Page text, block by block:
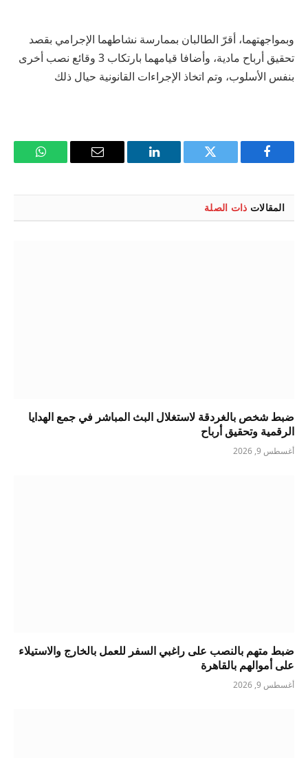
وبمواجهتهما، أقرّ الطالبان بممارسة نشاطهما الإجرامي بقصد
تحقيق أرباح مادية، وأضافا قيامهما بارتكاب 3 وقائع نصب أخرى
بنفس الأسلوب، وتم اتخاذ الإجراءات القانونية حيال ذلك
فيسبوك تويتر لينكدإن
البريد
واتساب
المقالات ذات الصلة
ضبط شخص بالغردقة لاستغلال البث المباشر في جمع الهدايا
الرقمية وتحقيق أرباح
أغسطس 9, 2026
ضبط متهم بالنصب على راغبي السفر للعمل بالخارج والاستيلاء
على أموالهم بالقاهرة
أغسطس 9, 2026